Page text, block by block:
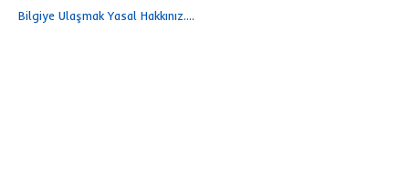
Bilgiye Ulaşmak Yasal Hakkınız....